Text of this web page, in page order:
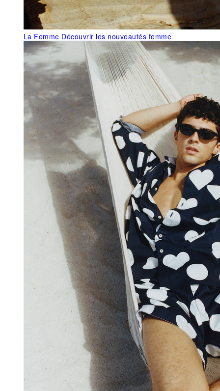
La Femme Découvrir les nouveautés femme